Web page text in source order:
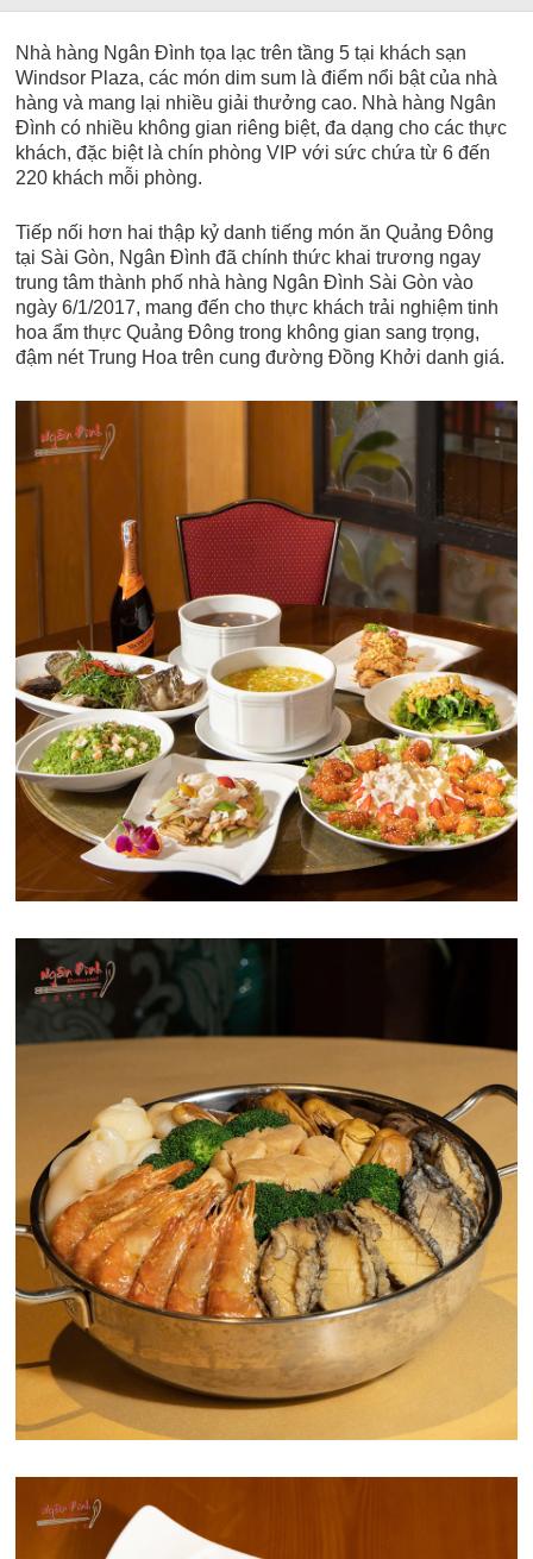
Nhà hàng Ngân Đình tọa lạc trên tầng 5 tại khách sạn
Windsor Plaza, các món dim sum là điểm nổi bật của nhà
hàng và mang lại nhiều giải thưởng cao. Nhà hàng Ngân
Đình có nhiều không gian riêng biệt, đa dạng cho các thực
khách, đặc biệt là chín phòng VIP với sức chứa từ 6 đến
220 khách mỗi phòng.
Tiếp nối hơn hai thập kỷ danh tiếng món ăn Quảng Đông
tại Sài Gòn, Ngân Đình đã chính thức khai trương ngay
trung tâm thành phố nhà hàng Ngân Đình Sài Gòn vào
ngày 6/1/2017, mang đến cho thực khách trải nghiệm tinh
hoa ẩm thực Quảng Đông trong không gian sang trọng,
đậm nét Trung Hoa trên cung đường Đồng Khởi danh giá.